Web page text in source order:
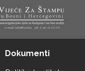
Dokumenti